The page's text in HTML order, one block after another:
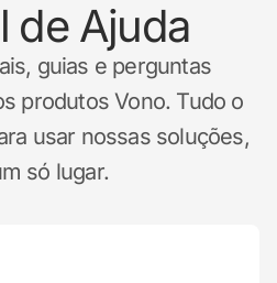
de Ajuda
guias e perguntas
produtos Vono. Tudo o
usar nossas soluções,
só lugar.